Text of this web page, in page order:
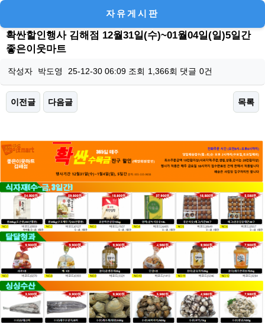
자유게시판
확싼할인행사 김해점 12월31일(수)~01월04일(일)5일간
좋은이웃마트
작성자 박도영 25-12-30 06:09조회 1,366회 댓글 0건
이전글 다음글 목록
본문